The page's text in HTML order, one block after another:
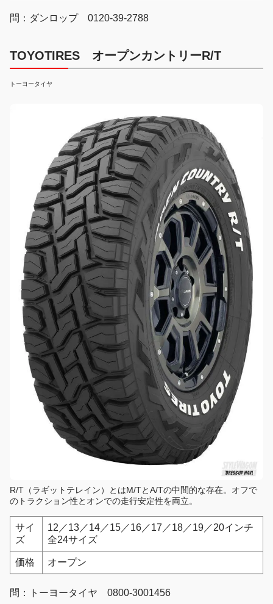
問：ダンロップ 0120-39-2788
TOYOTIRES オープンカントリーR/T
トーヨータイヤ
R/T（ラギットテレイン）とはM/TとA/Tの中間的な存在。オフで
のトラクション性とオンでの走行安定性を両立。
サイ
ズ
12／13／14／15／16／17／18／19／20インチ
全24サイズ
価格 オープン
問：トーヨータイヤ 0800-3001456